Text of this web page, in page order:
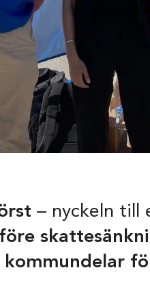
– nyckeln till
kommundelar